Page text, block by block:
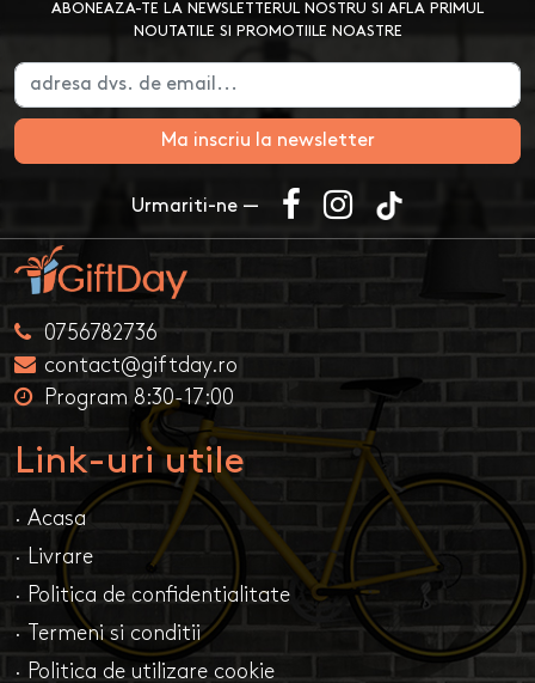
ABONEAZA-TE LA NEWSLETTERUL NOSTRU SI AFLA PRIMUL
NOUTATILE SI PROMOTIILE NOASTRE
Ma inscriu la newsletter
Urmariti-ne —
0756782736
contact@giftday.ro
Program 8:30-17:00
Link-uri utile
· Acasa
· Livrare
· Politica de confidentialitate
· Termeni si conditii
· Politica de utilizare cookie